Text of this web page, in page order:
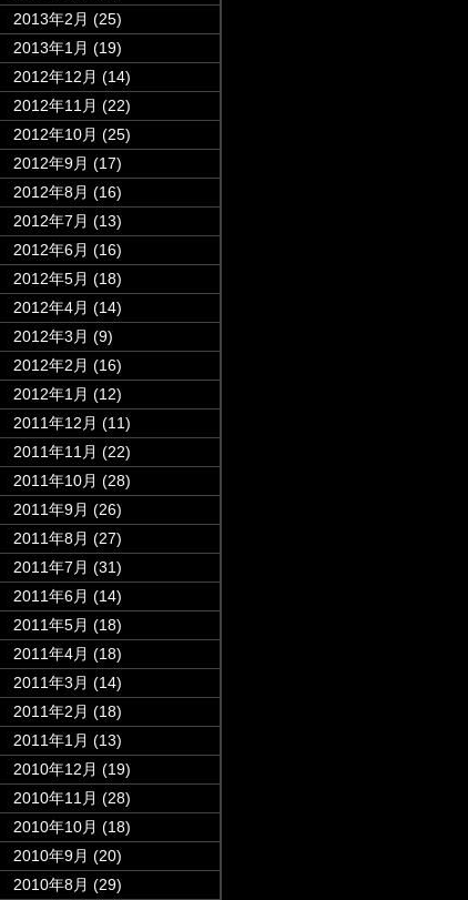
2013年2月 (25)
2013年1月 (19)
2012年12月 (14)
2012年11月 (22)
2012年10月 (25)
2012年9月 (17)
2012年8月 (16)
2012年7月 (13)
2012年6月 (16)
2012年5月 (18)
2012年4月 (14)
2012年3月 (9)
2012年2月 (16)
2012年1月 (12)
2011年12月 (11)
2011年11月 (22)
2011年10月 (28)
2011年9月 (26)
2011年8月 (27)
2011年7月 (31)
2011年6月 (14)
2011年5月 (18)
2011年4月 (18)
2011年3月 (14)
2011年2月 (18)
2011年1月 (13)
2010年12月 (19)
2010年11月 (28)
2010年10月 (18)
2010年9月 (20)
2010年8月 (29)